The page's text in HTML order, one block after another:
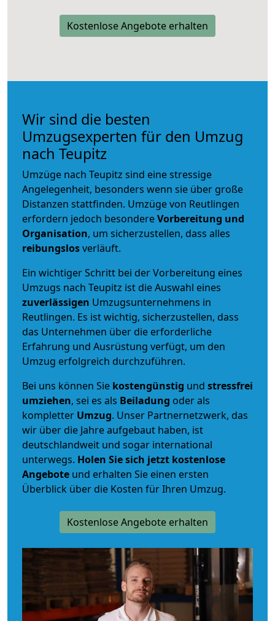
Kostenlose Angebote erhalten
Wir sind die besten
Umzugsexperten für den Umzug
nach Teupitz
Umzüge nach Teupitz sind eine stressige
Angelegenheit, besonders wenn sie über große
Distanzen stattfinden. Umzüge von Reutlingen
erfordern jedoch besondereVorbereitung und
Organisation, um sicherzustellen, dass alles
reibungslosverläuft.
Ein wichtiger Schritt bei der Vorbereitung eines
Umzugs nach Teupitz ist die Auswahl eines
zuverlässigen Umzugsunternehmens in
Reutlingen. Es ist wichtig, sicherzustellen, dass
das Unternehmen über die erforderliche
Erfahrung und Ausrüstung verfügt, um den
Umzug erfolgreich durchzuführen.
Bei uns können Sie kostengünstig und stressfrei
umziehen, sei es als Beiladung oder als
kompletter Umzug. Unser Partnernetzwerk, das
wir über die Jahre aufgebaut haben, ist
deutschlandweit und sogar international
unterwegs. Holen Sie sich jetzt kostenlose
Angebote und erhalten Sie einen ersten
Überblick über die Kosten für Ihren Umzug.
Kostenlose Angebote erhalten